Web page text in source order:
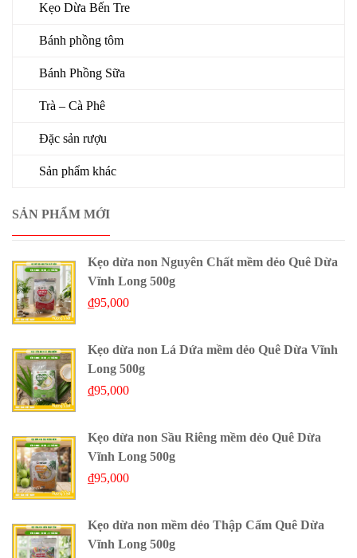
Kẹo Dừa Bến Tre
Bánh phồng tôm
Bánh Phồng Sữa
Trà – Cà Phê
Đặc sản rượu
Sản phẩm khác
SẢN PHẨM MỚI
Kẹo dừa non Nguyên Chất mềm dẻo Quê Dừa
Vĩnh Long 500g
₫95,000
Kẹo dừa non Lá Dứa mềm dẻo Quê Dừa Vĩnh
Long 500g
₫95,000
Kẹo dừa non Sầu Riêng mềm dẻo Quê Dừa
Vĩnh Long 500g
₫95,000
Kẹo dừa non mềm dẻo Thập Cẩm Quê Dừa
Vĩnh Long 500g